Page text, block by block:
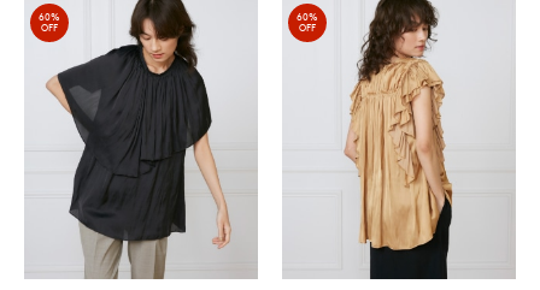
60%
OFF
60%
OFF